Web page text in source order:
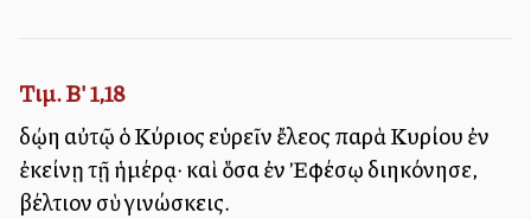
Τιμ. Β' 1,18
δῴη αὐτῷ ὁ Κύριος εὑρεῖν ἔλεος παρὰ Κυρίου ἐν
ἐκείνῃ τῇ ἡμέρᾳ· καὶ ὅσα ἐν Ἐφέσῳ διηκόνησε,
βέλτιον σὺ γινώσκεις.